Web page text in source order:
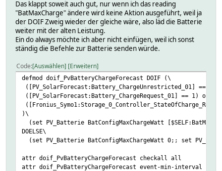
Das klappt soweit auch gut, nur wenn ich das reading
"BatMaxCharge" ändere wird keine Aktion ausgeführt, weil ja
der DOIF Zweig wieder der gleiche wäre, also läd die Batterie
weiter mit der alten Leistung.
Ein do always möchte ich aber nicht einfügen, weil ich sonst
ständig die Befehle zur Batterie senden würde.
Code Auswählen Erweitern
defmod doif_PvBatteryChargeForecast DOIF (\
([PV_SolarForecast:Battery_ChargeUnrestricted_01] == 1)
([PV_SolarForecast:Battery_ChargeRequest_01] == 1) or\
)\
(set PV_Batterie BatConfigMaxChargeWatt
DOELSE\
(set PV_Batterie BatConfigMaxChargeWatt 0;; set
attr doif_PvBatteryChargeForecast checkall all
attr doif_PvBatteryChargeForecast event-min-interval